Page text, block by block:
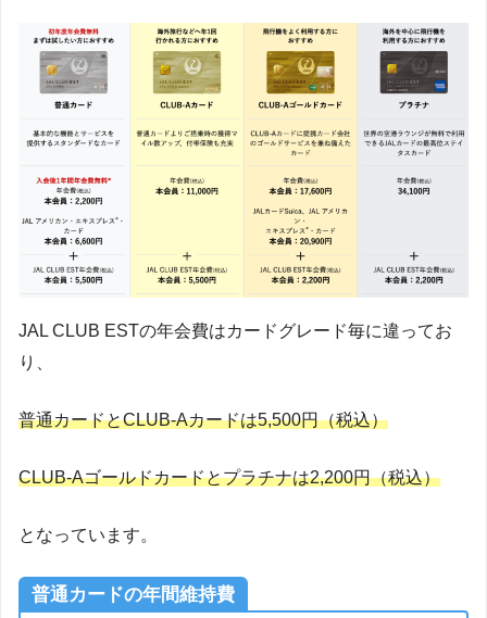
JAL CLUB ESTの年会費はカードグレード毎に違ってお
り、
普通カードとCLUB-Aカードは5,500円（税込）
CLUB-Aゴールドカードとプラチナは2,200円（税込）
となっています。
普通カードの年間維持費